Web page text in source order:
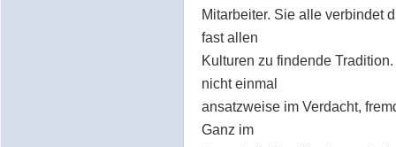
Mitarbeiter. Sie alle verbindet
fast allen
Kulturen zu findende
nicht einmal
ansatzweise im Verdacht,
Ganz im